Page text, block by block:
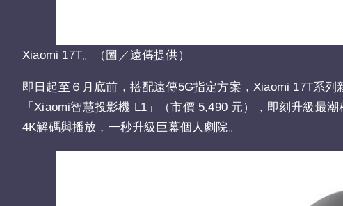
Xiaomi 17T。（圖／遠傳提供）
即日起至６月底前，搭配遠傳5G指定方案，Xiaomi 17T系
「Xiaomi智慧投影機 L1」（市價 5,490 元），即刻升級最
4K解碼與播放，一秒升級巨幕個人劇院。